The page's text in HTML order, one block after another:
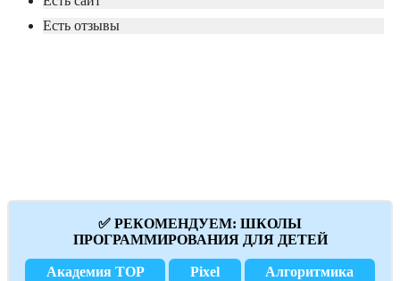
Есть отзывы
✅ РЕКОМЕНДУЕМ: ШКОЛЫ
ПРОГРАММИРОВАНИЯ ДЛЯ ДЕТЕЙ
Академия TOP Pixel Алгоритмика